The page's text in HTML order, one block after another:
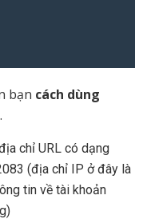
bạn cách dùng
chỉ URL có dạng
(địa chỉ IP ở đây là
tin về tài khoản